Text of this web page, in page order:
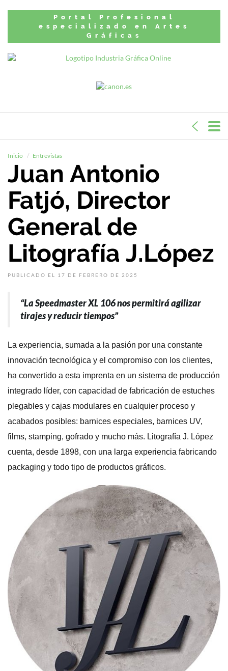
Portal Profesional
especializado en Artes
Gráficas
Inicio Entrevistas
Juan Antonio
Fatjó, Director
General de
Litografía J.López
PUBLICADO EL 17 DE FEBRERO DE 2025
“La Speedmaster XL 106 nos permitirá agilizar
tirajes y reducir tiempos”
La experiencia, sumada a la pasión por una constante
innovación tecnológica y el compromiso con los clientes,
ha convertido a esta imprenta en un sistema de producción
integrado líder, con capacidad de fabricación de estuches
plegables y cajas modulares en cualquier proceso y
acabados posibles: barnices especiales, barnices UV,
films, stamping, gofrado y mucho más. Litografía J. López
cuenta, desde 1898, con una larga experiencia fabricando
packaging y todo tipo de productos gráficos.